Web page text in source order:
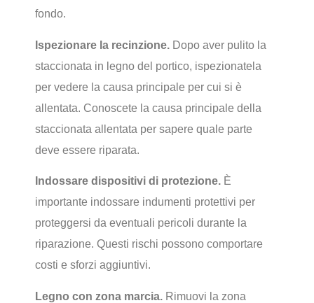
fondo.
Ispezionare la recinzione. Dopo aver pulito la
staccionata in legno del portico, ispezionatela
per vedere la causa principale per cui si è
allentata. Conoscete la causa principale della
staccionata allentata per sapere quale parte
deve essere riparata.
Indossare dispositivi di protezione. È
importante indossare indumenti protettivi per
proteggersi da eventuali pericoli durante la
riparazione. Questi rischi possono comportare
costi e sforzi aggiuntivi.
Legno con zona marcia. Rimuovi la zona